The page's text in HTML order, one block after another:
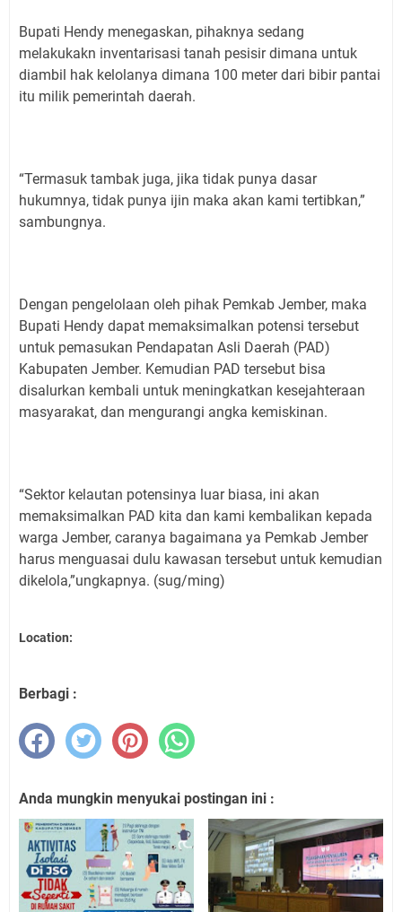
Bupati Hendy menegaskan, pihaknya sedang
melakukakn inventarisasi tanah pesisir dimana untuk
diambil hak kelolanya dimana 100 meter dari bibir pantai
itu milik pemerintah daerah.
“Termasuk tambak juga, jika tidak punya dasar
hukumnya, tidak punya ijin maka akan kami tertibkan,”
sambungnya.
Dengan pengelolaan oleh pihak Pemkab Jember, maka
Bupati Hendy dapat memaksimalkan potensi tersebut
untuk pemasukan Pendapatan Asli Daerah (PAD)
Kabupaten Jember. Kemudian PAD tersebut bisa
disalurkan kembali untuk meningkatkan kesejahteraan
masyarakat, dan mengurangi angka kemiskinan.
“Sektor kelautan potensinya luar biasa, ini akan
memaksimalkan PAD kita dan kami kembalikan kepada
warga Jember, caranya bagaimana ya Pemkab Jember
harus menguasai dulu kawasan tersebut untuk kemudian
dikelola,”ungkapnya. (sug/ming)
Location:
Berbagi :
Anda mungkin menyukai postingan ini :